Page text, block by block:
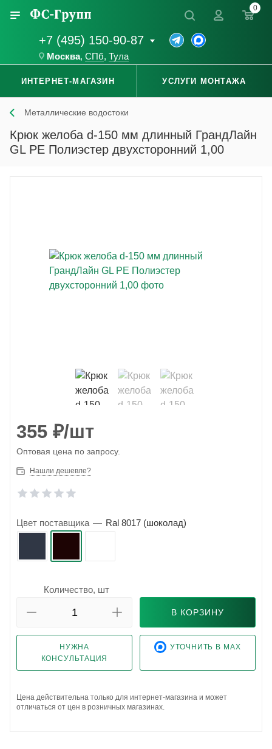
+7 (495) 150-90-87
Москва, СПб, Тула
0
ИНТЕРНЕТ-МАГАЗИН УСЛУГИ МОНТАЖА
Металлические водостоки
Крюк желоба d-150 мм длинный ГрандЛайн
GL PE Полиэстер двухсторонний 1,00
355 ₽/шт
Оптовая цена по запросу.
Нашли дешевле?
Цвет поставщика — Ral 8017 (шоколад)
Количество, шт
В КОРЗИНУ
НУЖНА
КОНСУЛЬТАЦИЯ
УТОЧНИТЬ В MAX
Цена действительна только для интернет-магазина и может
отличаться от цен в розничных магазинах.